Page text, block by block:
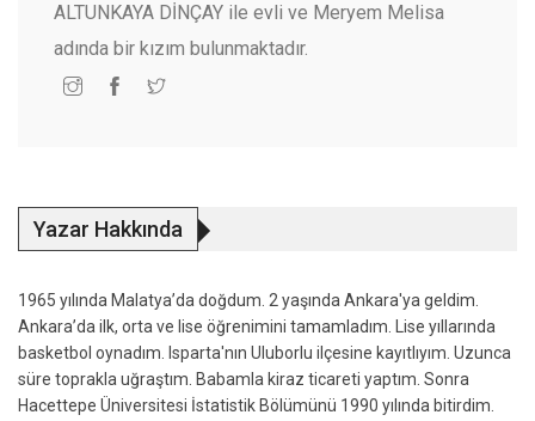
ALTUNKAYA DİNÇAY ile evli ve Meryem Melisa
adında bir kızım bulunmaktadır.
Yazar Hakkında
1965 yılında Malatya’da doğdum. 2 yaşında Ankara'ya geldim.
Ankara’da ilk, orta ve lise öğrenimini tamamladım. Lise yıllarında
basketbol oynadım. Isparta'nın Uluborlu ilçesine kayıtlıyım. Uzunca
süre toprakla uğraştım. Babamla kiraz ticareti yaptım. Sonra
Hacettepe Üniversitesi İstatistik Bölümünü 1990 yılında bitirdim.